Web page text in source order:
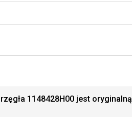
1148428H00 jest oryginalną